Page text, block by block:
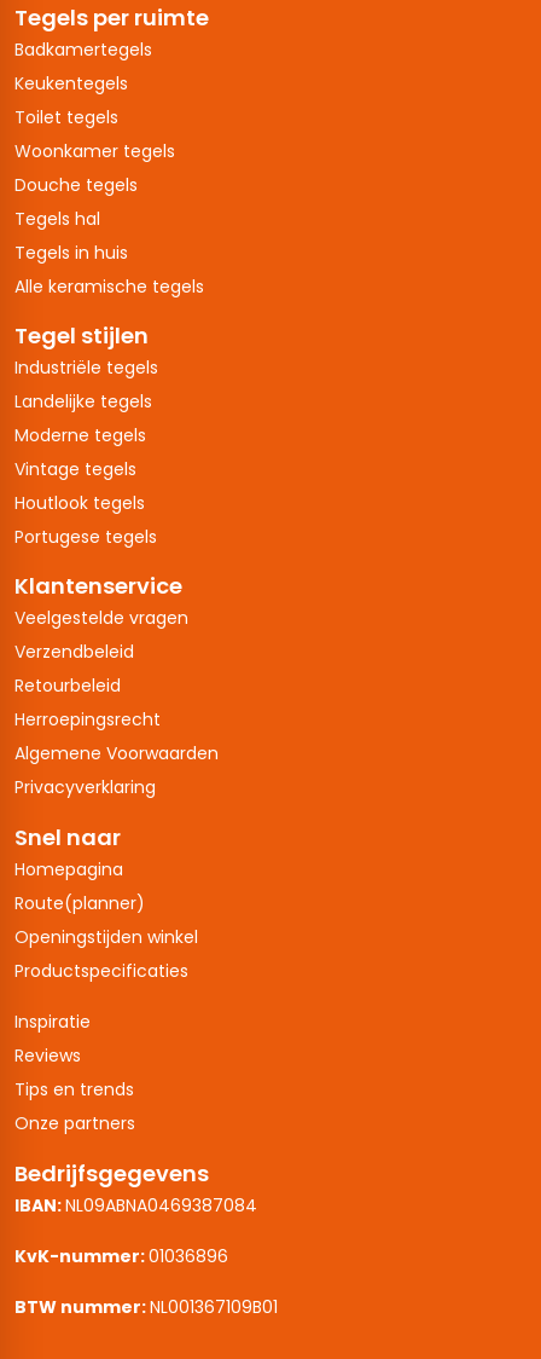
Tegels per ruimte
Badkamertegels
Keukentegels
Toilet tegels
Woonkamer tegels
Douche tegels
Tegels hal
Tegels in huis
Alle keramische tegels
Tegel stijlen
Industriële tegels
Landelijke tegels
Moderne tegels
Vintage tegels
Houtlook tegels
Portugese tegels
Klantenservice
Veelgestelde vragen
Verzendbeleid
Retourbeleid
Herroepingsrecht
Algemene Voorwaarden
Privacyverklaring
Snel naar
Homepagina
Route(planner)
Openingstijden winkel
Productspecificaties
Inspiratie
Reviews
Tips en trends
Onze partners
Bedrijfsgegevens
IBAN:NL09ABNA0469387084
KvK-nummer:01036896
BTW nummer:NL001367109B01